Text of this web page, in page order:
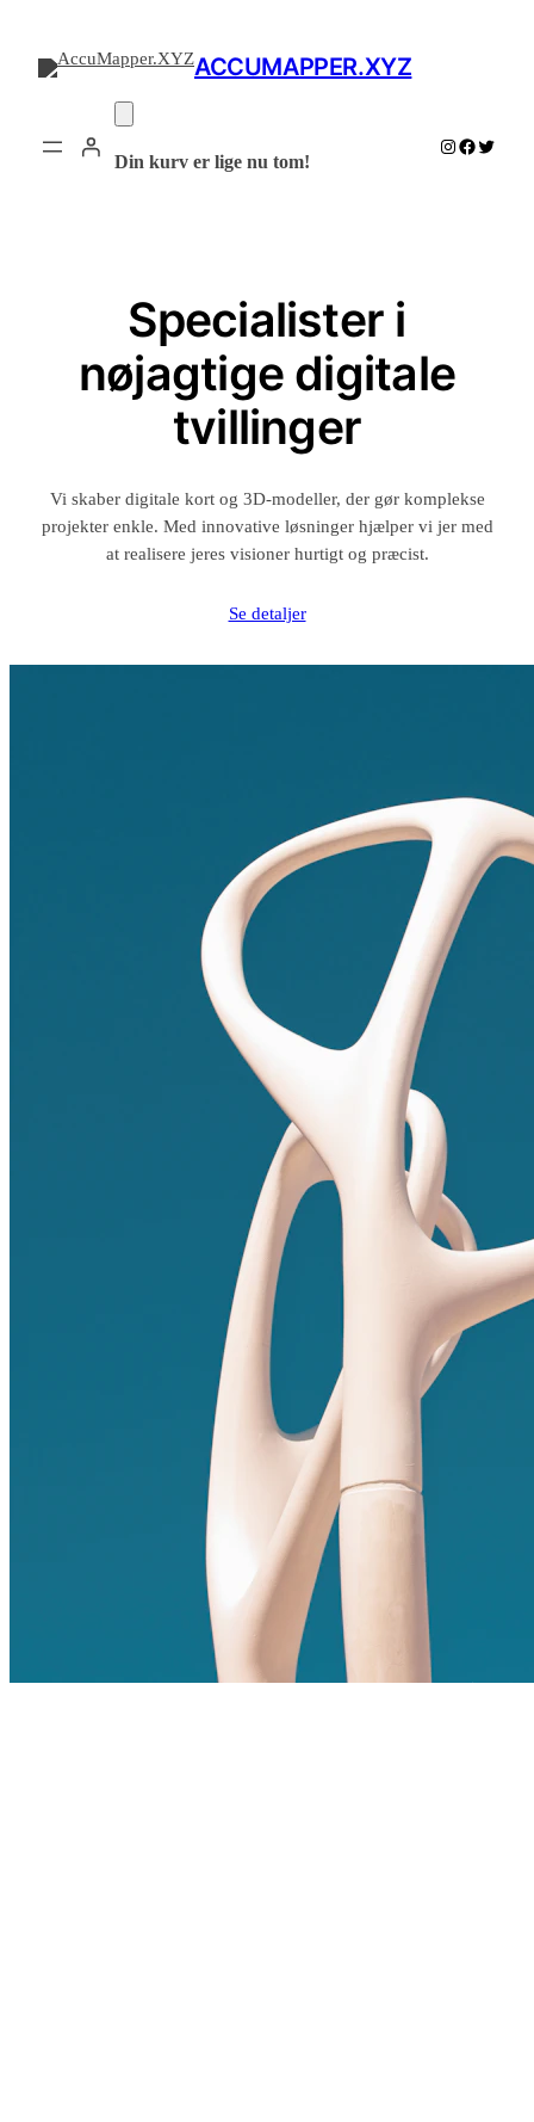
indhold
ACCUMAPPER.XYZ
Din kurv er lige nu tom!
Instagram
Facebook
Twitter
Specialister i
nøjagtige digitale
tvillinger
Vi skaber digitale kort og 3D-modeller, der gør komplekse
projekter enkle. Med innovative løsninger hjælper vi jer med
at realisere jeres visioner hurtigt og præcist.
Se detaljer